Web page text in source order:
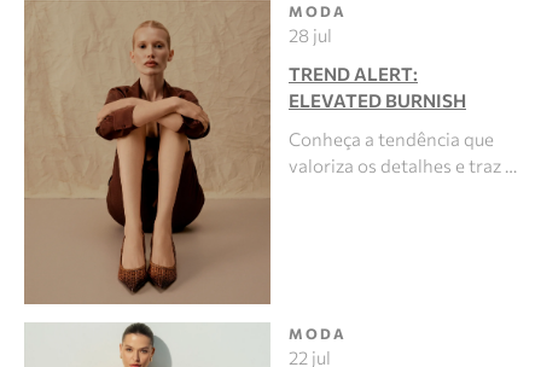
MODA
28 jul
TREND ALERT:
ELEVATED BURNISH
Conheça a tendência que
valoriza os detalhes e traz …
MODA
22 jul